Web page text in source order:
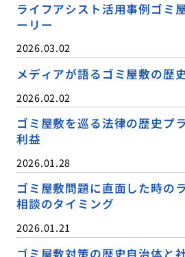
ライフアシスト活用事例ゴミ
ーリー
2026.03.02
メディアが語るゴミ屋敷の歴
2026.02.02
ゴミ屋敷を巡る法律の歴史プ
利益
2026.01.28
ゴミ屋敷問題に直面した時の
相談のタイミング
2026.01.21
ゴミ屋敷対策の歴史自治体と